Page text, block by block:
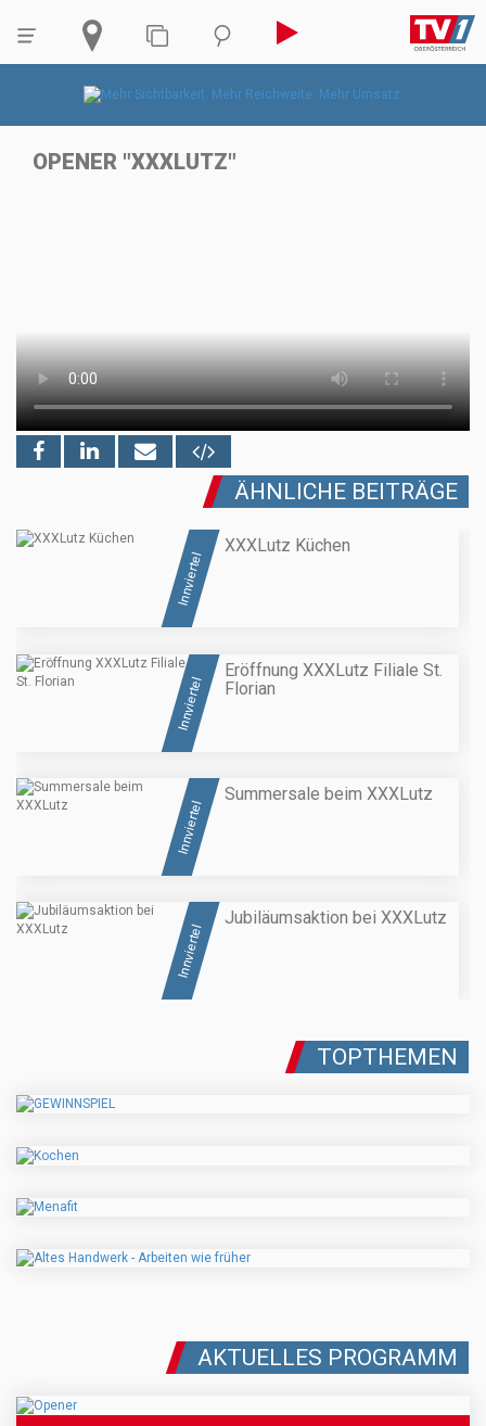
OPENER "XXXLUTZ"
ÄHNLICHE BEITRÄGE
Innviertel
XXXLutz Küchen
Innviertel
Eröffnung XXXLutz Filiale St.
Florian
Innviertel
Summersale beim XXXLutz
Innviertel
Jubiläumsaktion bei XXXLutz
TOPTHEMEN
AKTUELLES PROGRAMM